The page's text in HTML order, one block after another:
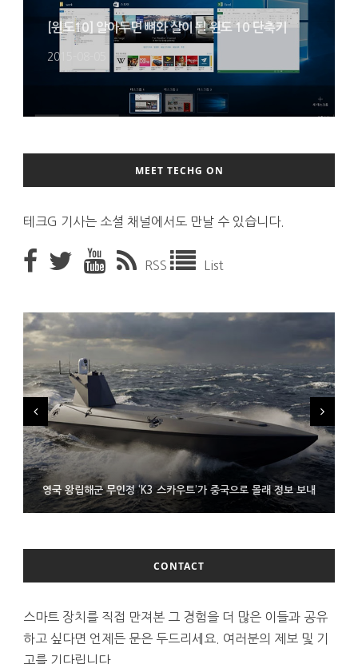
[윈도10] 알아두면 뼈와 살이 될 윈도 10 단축키
2015-08-05
MEET TECHG ON
테크G 기사는 소셜 채널에서도 만날 수 있습니다.
RSS List
영국 왕립해군 무인정 ‘K3 스카우트’가 중국으로 몰래 정보 보내
코레일 ‘종이 없는 승차권’ 서비스 담은 삼성 월렛
시력 조정 기능 얹고 가격 낮춘 공간 디스플레이 안경 ‘비추어 프로
2’ 공개
CONTACT
스마트 장치를 직접 만져본 그 경험을 더 많은 이들과 공유
하고 싶다면 언제든 문은 두드리세요. 여러분의 제보 및 기
고를 기다립니다.